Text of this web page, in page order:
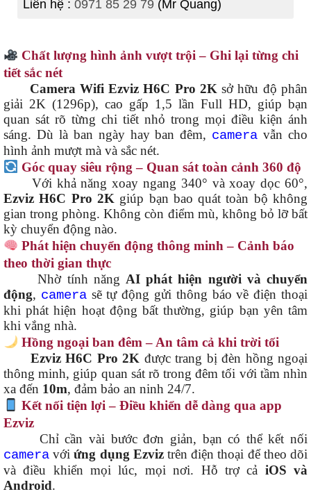
Liên hệ : 0971 85 29 79 (Mr Quang)
Chất lượng hình ảnh vượt trội – Ghi lại từng chi
tiết sắc nét
Camera Wifi Ezviz H6C Pro 2Ksở hữu độ phân
giải 2K (1296p), cao gấp 1,5 lần Full HD, giúp bạn
quan sát rõ từng chi tiết nhỏ trong mọi điều kiện ánh
sáng. Dù là ban ngày hay ban đêm, camera vẫn cho
hình ảnh mượt mà và sắc nét.
Góc quay siêu rộng – Quan sát toàn cảnh 360 độ
Với khả năng xoay ngang 340° và xoay dọc 60°,
Ezviz H6C Pro 2Kgiúp bạn bao quát toàn bộ không
gian trong phòng. Không còn điểm mù, không bỏ lỡ bất
kỳ chuyển động nào.
Phát hiện chuyển động thông minh – Cảnh báo
theo thời gian thực
Nhờ tính năng AI phát hiện người và chuyển
động, camerasẽ tự động gửi thông báo về điện thoại
khi phát hiện hoạt động bất thường, giúp bạn yên tâm
khi vắng nhà.
Hồng ngoại ban đêm – An tâm cả khi trời tối
Ezviz H6C Pro 2K được trang bị đèn hồng ngoại
thông minh, giúp quan sát rõ trong đêm tối với tầm nhìn
xa đến 10m, đảm bảo an ninh 24/7.
Kết nối tiện lợi – Điều khiển dễ dàng qua app
Ezviz
Chỉ cần vài bước đơn giản, bạn có thể kết nối
camera vớiứng dụng Ezviztrên điện thoại để theo dõi
và điều khiển mọi lúc, mọi nơi. Hỗ trợ cả iOS và
Android.